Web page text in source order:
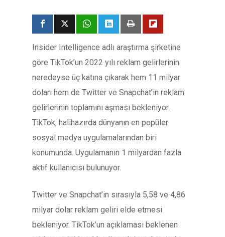
Insider Intelligence adlı araştırma şirketine
göre TikTok’un 2022 yılı reklam gelirlerinin
neredeyse üç katına çıkarak hem 11 milyar
doları hem de Twitter ve Snapchat’in reklam
gelirlerinin toplamını aşması bekleniyor.
TikTok, halihazırda dünyanın en popüler
sosyal medya uygulamalarından biri
konumunda. Uygulamanın 1 milyardan fazla
aktif kullanıcısı bulunuyor.
Twitter ve Snapchat’in sırasıyla 5,58 ve 4,86
milyar dolar reklam geliri elde etmesi
bekleniyor. TikTok’un açıklaması beklenen